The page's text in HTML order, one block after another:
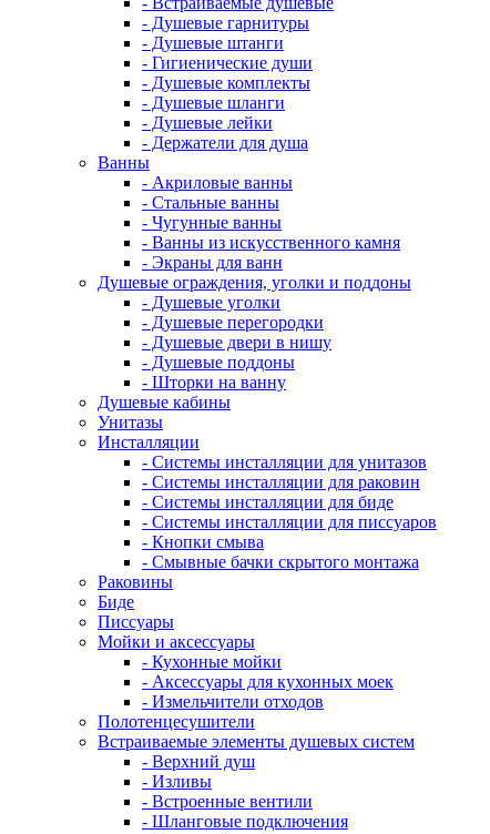
- Душевые гарнитуры
- Душевые штанги
- Гигиенические души
- Душевые комплекты
- Душевые шланги
- Душевые лейки
- Держатели для душа
Ванны
- Акриловые ванны
- Стальные ванны
- Чугунные ванны
- Ванны из искусственного камня
- Экраны для ванн
Душевые ограждения, уголки и поддоны
- Душевые уголки
- Душевые перегородки
- Душевые двери в нишу
- Душевые поддоны
- Шторки на ванну
Душевые кабины
Унитазы
Инсталляции
- Системы инсталляции для унитазов
- Системы инсталляции для раковин
- Системы инсталляции для биде
- Системы инсталляции для писсуаров
- Кнопки смыва
- Смывные бачки скрытого монтажа
Раковины
Биде
Писсуары
Мойки и аксессуары
- Кухонные мойки
- Аксессуары для кухонных моек
- Измельчители отходов
Полотенцесушители
Встраиваемые элементы душевых систем
- Верхний душ
- Изливы
- Встроенные вентили
- Шланговые подключения